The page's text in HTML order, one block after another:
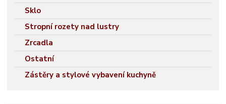
Sklo
Stropní rozety nad lustry
Zrcadla
Ostatní
Zástěry a stylové vybavení kuchyně